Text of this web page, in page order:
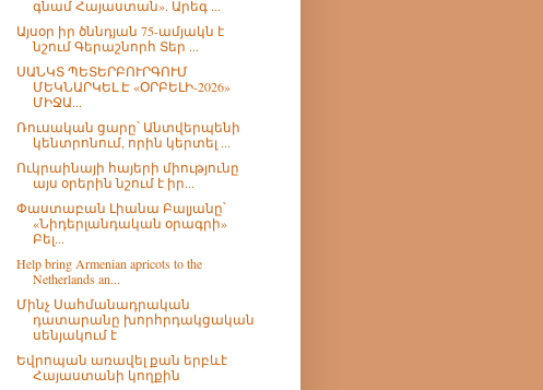
գնամ Հայաստան». Արեգ ...
Այսօր իր ծննդյան 75-ամյակն է
նշում Գերաշնորհ Տեր ...
ՍԱՆԿՏ ՊԵՏԵՐԲՈՒՐԳՈՒՄ
ՄԵԿՆԱՐԿԵԼ Է «ՕՐԲԵԼԻ-2026»
ՄԻՋԱ...
Ռուսական ցարը՝ Անտվերպենի
կենտրոնում, որին կերտել ...
Ուկրաինայի հայերի միությունը
այս օրերին նշում է իր...
Փաստաբան Լիանա Բալյանը՝
«Նիդերլանդական օրագրի»
Բել...
Help bring Armenian apricots to the
Netherlands an...
Մինչ Սահմանադրական
դատարանը խորհրդակցական
սենյակում է
Եվրոպան առավել քան երբևէ
Հայաստանի կողքին